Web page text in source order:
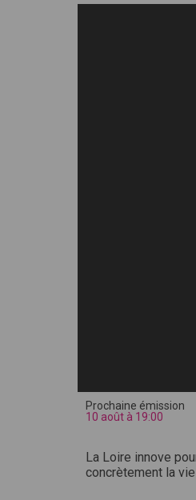
Prochaine émission
10 août à 19:00
La Loire innove
concrètement la